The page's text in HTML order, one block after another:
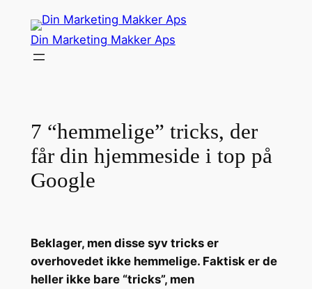
indhold
Din Marketing Makker Aps
7 “hemmelige” tricks, der
får din hjemmeside i top på
Google
Beklager, men disse syv tricks er
overhovedet ikke hemmelige. Faktisk er de
heller ikke bare “tricks”, men